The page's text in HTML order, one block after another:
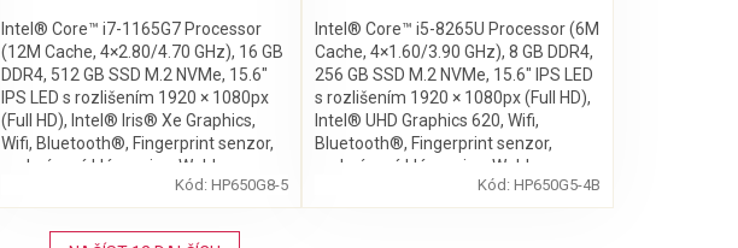
Intel® Core™ i7-1165G7 Processor
(12M Cache, 4×2.80/4.70 GHz), 16 GB
DDR4, 512 GB SSD M.2 NVMe, 15.6″
IPS LED s rozlišením 1920 × 1080px
(Full HD), Intel® Iris® Xe Graphics,
Wifi, Bluetooth®, Fingerprint senzor,
podsvícená klávesnice, Webkamera,
Kód: HP650G8-5
Intel® Core™ i5-8265U Processor (6M
Cache, 4×1.60/3.90 GHz), 8 GB DDR4,
256 GB SSD M.2 NVMe, 15.6″ IPS LED
s rozlišením 1920 × 1080px (Full HD),
Intel® UHD Graphics 620, Wifi,
Bluetooth®, Fingerprint senzor,
podsvícená klávesnice, Webkamera,
Kód: HP650G5-4B